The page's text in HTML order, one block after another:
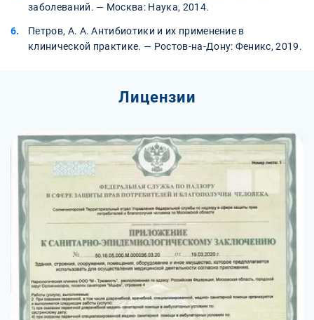
заболеваний. — Москва: Наука, 2014.
Петров, А. А. Антибиотики и их применение в
клинической практике. — Ростов-на-Дону: Феникс, 2019.
Лицензии